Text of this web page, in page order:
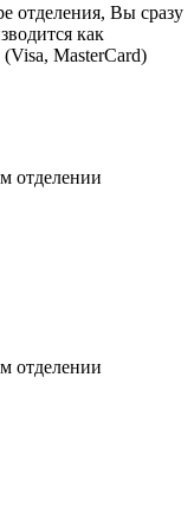
отделения, Вы сразу
как
MasterCard)
отделении
отделении